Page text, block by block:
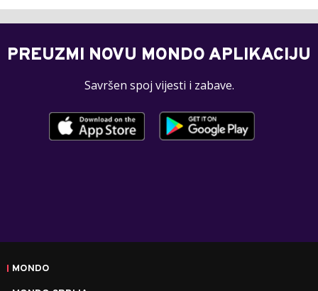
PREUZMI NOVU MONDO APLIKACIJU
Savršen spoj vijesti i zabave.
MONDO